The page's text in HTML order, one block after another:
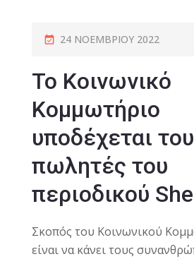
24 ΝΟΕΜΒΡΊΟΥ 2022
Το Κοινωνικό
Κομμωτήριο
υποδέχεται
πωλητές του
περιοδικού
Σκοπός του Κοινωνικού
είναι να κάνει τους